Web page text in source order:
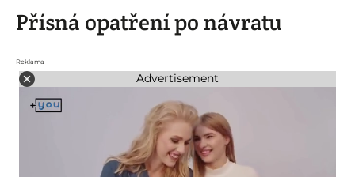
Přísná opatření po návratu
Reklama
Advertisement